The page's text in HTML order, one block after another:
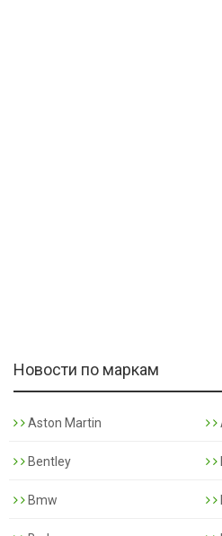
Новости по маркам
Aston Martin
Bentley
Bmw